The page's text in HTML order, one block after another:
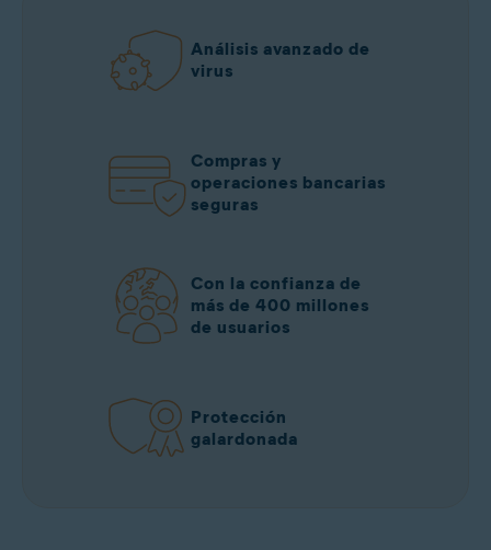
Análisis avanzado de
virus
Compras y
operaciones bancarias
seguras
Con la confianza de
más de 400 millones
de usuarios
Protección
galardonada